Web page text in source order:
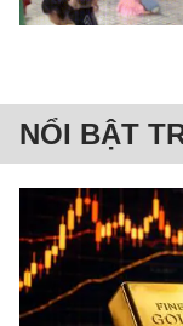
NỔI BẬT